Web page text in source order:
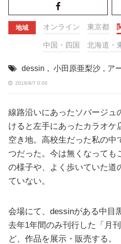
地域 オンライン 東京都
中国・四国 北海道・
dessin , 小田原亜梨沙 , ア
2016/9/7 0:00
線路沿いにあったソバージュ
けると左手にあったカラオケ
空き地。高校生だった私の中
つだった。今は無くなっても
の様子や、よく歩いていた道
ていない。
会場にて、dessinがある中目
去年1年間のみ刊行した「月
ど、作品を展示・販売する。